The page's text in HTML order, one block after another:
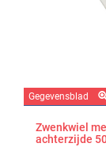
Gegevensblad
Zwenkwiel
achterzijde